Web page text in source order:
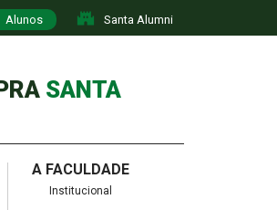
Alunos Santa Alumni
SANTA
A FACULDADE
Institucional